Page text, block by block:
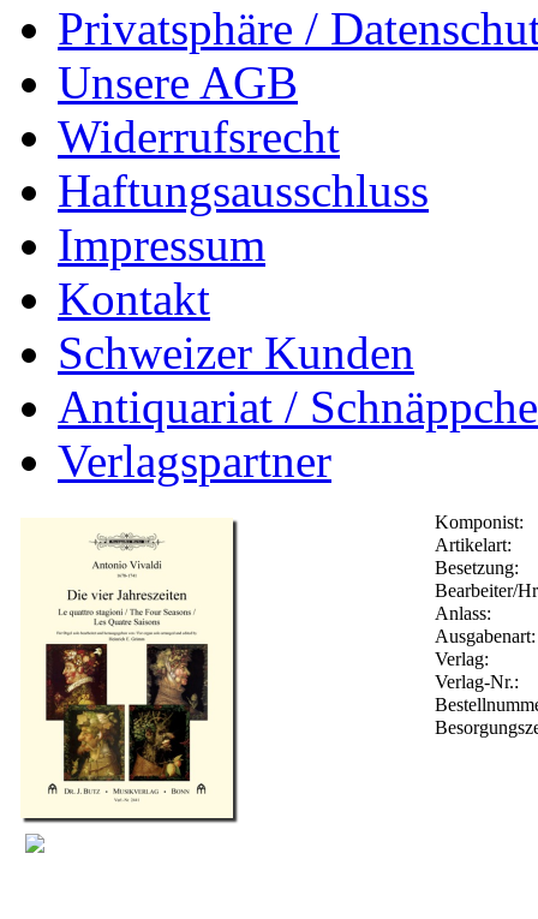
Privatsphäre /
Unsere AGB
Widerrufsrecht
Haftungsausschluss
Impressum
Kontakt
Schweizer Kunden
Antiquariat /
Verlagspartner
Komponist:
Artikelart:
Besetzung:
Bearbeiter/
Anlass:
Ausgabenart:
Verlag:
Verlag-Nr.: